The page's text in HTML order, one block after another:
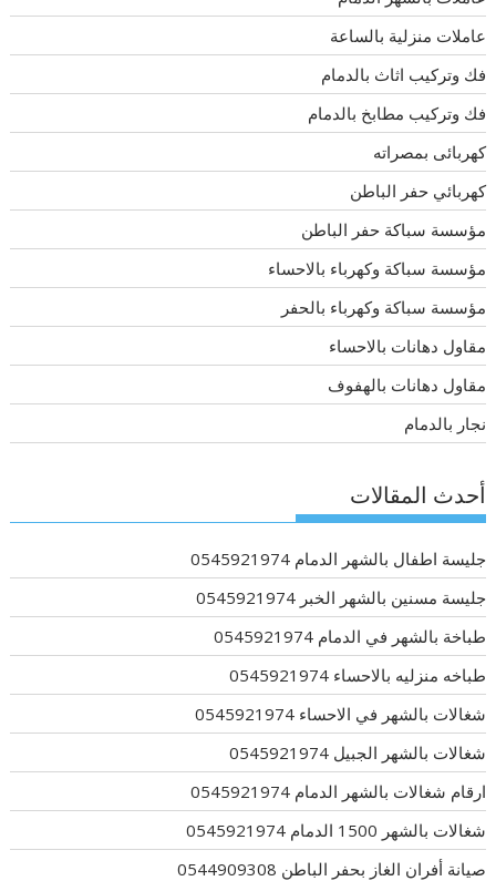
عاملات منزلية بالساعة
فك وتركيب اثاث بالدمام
فك وتركيب مطابخ بالدمام
كهربائى بمصراته
كهربائي حفر الباطن
مؤسسة سباكة حفر الباطن
مؤسسة سباكة وكهرباء بالاحساء
مؤسسة سباكة وكهرباء بالحفر
مقاول دهانات بالاحساء
مقاول دهانات بالهفوف
نجار بالدمام
أحدث المقالات
جليسة اطفال بالشهر الدمام 0545921974
جليسة مسنين بالشهر الخبر 0545921974
طباخة بالشهر في الدمام 0545921974
طباخه منزليه بالاحساء 0545921974
شغالات بالشهر في الاحساء 0545921974
شغالات بالشهر الجبيل 0545921974
ارقام شغالات بالشهر الدمام 0545921974
شغالات بالشهر 1500 الدمام 0545921974
صيانة أفران الغاز بحفر الباطن 0544909308